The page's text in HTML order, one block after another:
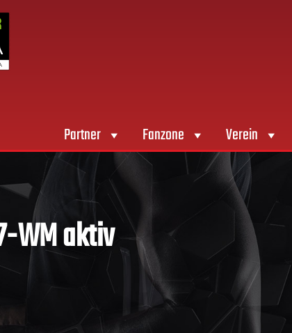
Partner Fanzone Verein
WM aktiv